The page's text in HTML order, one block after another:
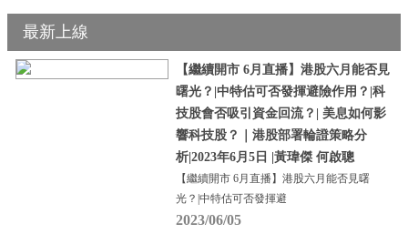
最新上線
【繼續開市 6月直播】港股六月能否見
曙光？|中特估可否發揮避險作用？|科
技股會否吸引資金回流？| 美息如何影
響科技股？｜港股部署輪證策略分
析|2023年6月5日 |黃瑋傑 何啟聰
【繼續開市 6月直播】港股六月能否見曙
光？|中特估可否發揮避
2023/06/05